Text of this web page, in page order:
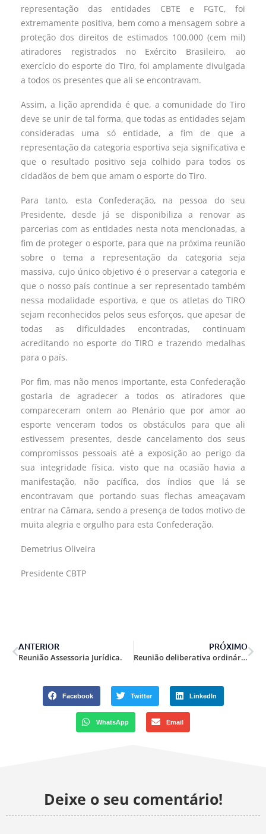
representação das entidades CBTE e FGTC, foi
extremamente positiva, bem como a mensagem sobre a
proteção dos direitos de estimados 100.000 (cem mil)
atiradores registrados no Exército Brasileiro, ao
exercício do esporte do Tiro, foi amplamente divulgada
a todos os presentes que ali se encontravam.
Assim, a lição aprendida é que, a comunidade do Tiro
deve se unir de tal forma, que todas as entidades sejam
consideradas uma só entidade, a fim de que a
representação da categoria esportiva seja significativa e
que o resultado positivo seja colhido para todos os
cidadãos de bem que amam o esporte do Tiro.
Para tanto, esta Confederação, na pessoa do seu
Presidente, desde já se disponibiliza a renovar as
parcerias com as entidades nesta nota mencionadas, a
fim de proteger o esporte, para que na próxima reunião
sobre o tema a representação da categoria seja
massiva, cujo único objetivo é o preservar a categoria e
que o nosso país continue a ser representado também
nessa modalidade esportiva, e que os atletas do TIRO
sejam reconhecidos pelos seus esforços, que apesar de
todas as dificuldades encontradas, continuam
acreditando no esporte do TIRO e trazendo medalhas
para o país.
Por fim, mas não menos importante, esta Confederação
gostaria de agradecer a todos os atiradores que
compareceram ontem ao Plenário que por amor ao
esporte venceram todos os obstáculos para que ali
estivessem presentes, desde cancelamento dos seus
compromissos pessoais até a exposição ao perigo da
sua integridade física, visto que na ocasião havia a
manifestação, não pacífica, dos índios que lá se
encontravam que portando suas flechas ameaçavam
entrar na Câmara, sendo a presença de todos motivo de
muita alegria e orgulho para esta Confederação.
Demetrius Oliveira
Presidente CBTP
ANTERIOR
Reunião Assessoria Jurídica.
PRÓXIMO
Reunião deliberativa ordinária Projeto de Lei 3.722 de 2012.
Facebook Twitter LinkedIn
WhatsApp Email
Deixe o seu comentário!